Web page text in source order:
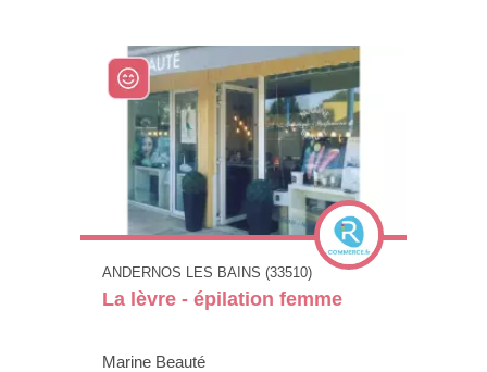
ANDERNOS LES BAINS (33510)
La lèvre - épilation femme
Marine Beauté